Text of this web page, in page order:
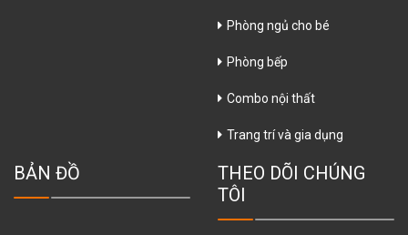
Phòng ngủ cho bé
Phòng bếp
Combo nội thất
Trang trí và gia dụng
BẢN ĐỒ
THEO DÕI CHÚNG
TÔI